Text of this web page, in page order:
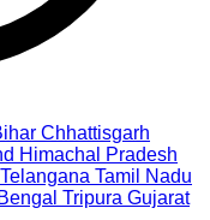
Chhattisgarh
Himachal Pradesh
Telangana Tamil Nadu
Tripura Gujarat